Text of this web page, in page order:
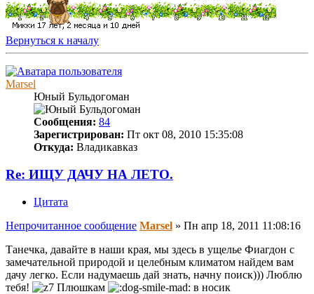
Вернуться к началу
Marsel
Юный Бульдогоман
Сообщения: 84
Зарегистрирован: Пт окт 08, 2010 15:35:08
Откуда: Владикавказ
Re: ИЩУ ДАЧУ НА ЛЕТО.
Цитата
Непрочитанное сообщение Marsel » Пн апр 18, 2011 11:08:16
Танечка, давайте в наши края, мы здесь в ущелье Фиагдон с
замечательной природой и целебным климатом найдем вам
дачу легко. Если надумаешь дай знать, начну поиск))) Люблю
тебя!
Плюшкам в носик